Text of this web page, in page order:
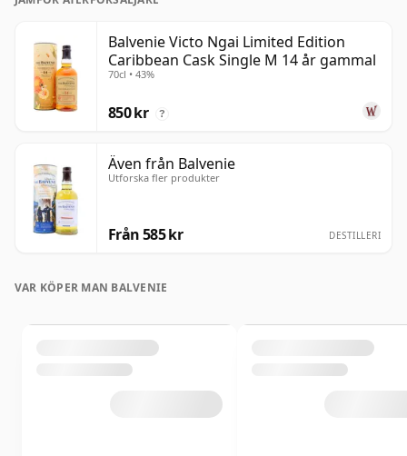
Balvenie Victo Ngai Limited Edition
Caribbean Cask Single M 14 år gammal
70cl • 43%
850 kr ?
Även från Balvenie
Utforska fler produkter
Från 585 kr DESTILLERI
VAR KÖPER MAN BALVENIE